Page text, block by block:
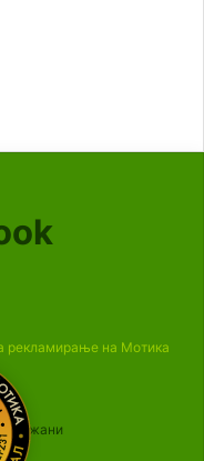
рекламирање на Мотика